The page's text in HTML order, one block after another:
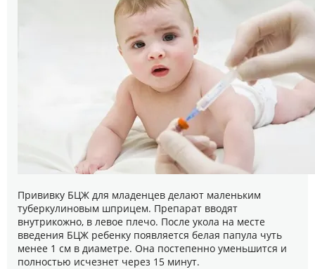
Прививку БЦЖ для младенцев делают маленьким
туберкулиновым шприцем. Препарат вводят
внутрикожно, в левое плечо. После укола на месте
введения БЦЖ ребенку появляется белая папула чуть
менее 1 см в диаметре. Она постепенно уменьшится и
полностью исчезнет через 15 минут.